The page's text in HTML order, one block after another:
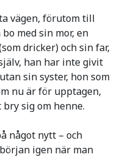
vägen, förutom till
med sin mor, en
dricker) och sin far,
han har inte givit
sin syster, hon som
nu är för upptagen,
sig om henne.
något nytt – och
igen när man